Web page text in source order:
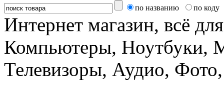
по названию по коду
Интернет магазин, всё
Компьютеры, Ноутбуки,
Телевизоры, Аудио,